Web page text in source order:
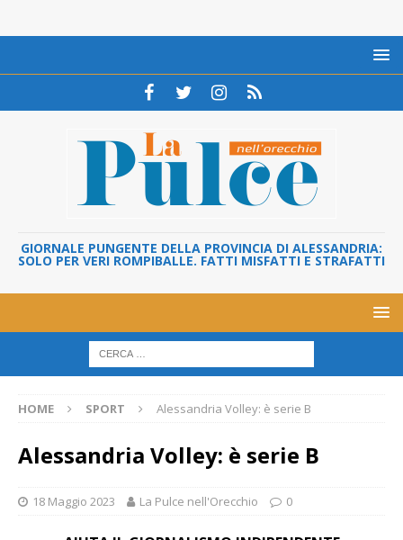
GIORNALE PUNGENTE DELLA PROVINCIA DI ALESSANDRIA:
SOLO PER VERI ROMPIBALLE. FATTI MISFATTI E STRAFATTI
HOME SPORT Alessandria Volley: è serie B
Alessandria Volley: è serie B
18 Maggio 2023 La Pulce nell'Orecchio 0